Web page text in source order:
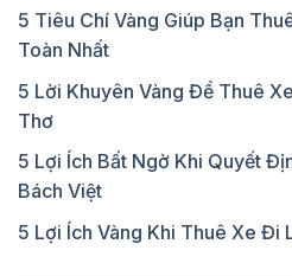
5 Tiêu Chí Vàng Giúp Bạn
Toàn Nhất
5 Lời Khuyên Vàng Để Thuê
Thơ
5 Lợi Ích Bất Ngờ Khi Quyết
Bách Việt
5 Lợi Ích Vàng Khi Thuê Xe Đi